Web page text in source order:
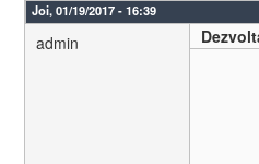
Joi, 01/19/2017 - 16:39
admin